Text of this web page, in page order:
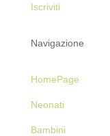
Iscriviti
Navigazione
HomePage
Neonati
Bambini